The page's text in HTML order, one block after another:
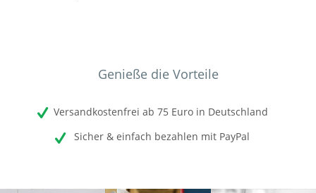
Genieße die Vorteile
Versandkostenfrei ab 75 Euro in Deutschland
Sicher & einfach bezahlen mit PayPal